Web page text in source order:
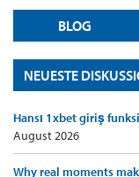
BLOG
NEUESTE
Hansı 1xbet giriş
August 2026
Why real moments